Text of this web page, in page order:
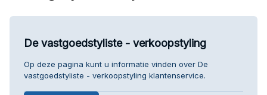
De vastgoedstyliste - verkoopstyling
Op deze pagina kunt u informatie vinden over De
vastgoedstyliste - verkoopstyling klantenservice.